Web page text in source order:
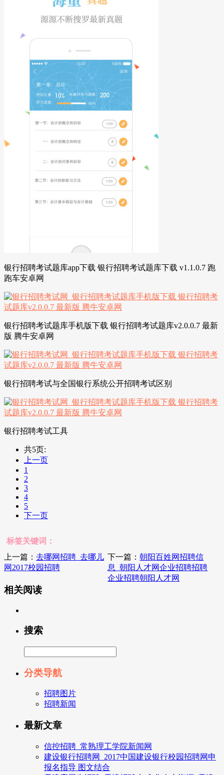
银行招聘考试题库app下载 银行招聘考试题库下载 v1.1.0.7 跑
跑车安卓网
银行招聘考试题库手机版下载 银行招聘考试题库v2.0.0.7 最新
版 腾牛安卓网
银行招聘考试与全国银行系统公开招聘考试区别
银行招聘考试工具
共5页:
上一页
1
2
3
4
5
下一页
标签关键词：
上一篇： 去哪网招聘_去哪儿
网2017校园招聘
下一篇：朝阳百姓网招聘信
息_朝阳人才网企业招聘招聘
企业招聘朝阳人才网
相关阅读
搜索
分类导航
招聘图片
招聘新闻
最新文章
信控招聘_常熟理工学院新闻网
建设银行招聘网_2017中国建设银行校园招聘网申
报名指导 图文结合